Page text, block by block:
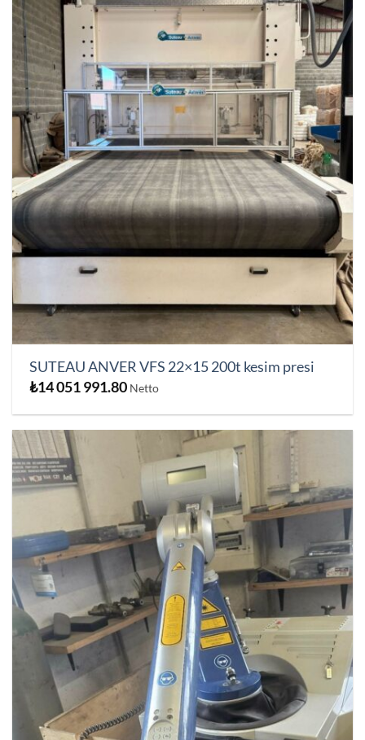
SUTEAU ANVER VFS 22×15 200t kesim presi
₺14 051 991.80 Netto